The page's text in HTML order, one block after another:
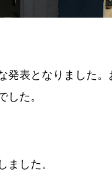
発表となりました
た。
した。